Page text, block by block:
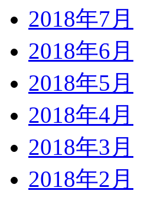
2018年7月
2018年6月
2018年5月
2018年4月
2018年3月
2018年2月